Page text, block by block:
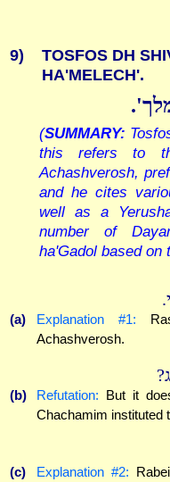
9)
TOSFOS DH
HA'MELECH'.
(SUMMARY:
this refers to
Achashverosh,
and he cites
well as a
number of
ha'Gadol based on
(a) Explanation #1:
Achashverosh.
(b) Refutation: But it
Chachamim instituted
(c) Explanation #2: